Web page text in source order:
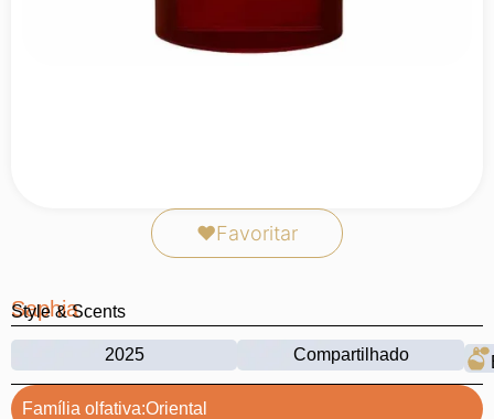
❤Favoritar
Saphia
Style & Scents
2025 Compartilhado
Família olfativa:Oriental